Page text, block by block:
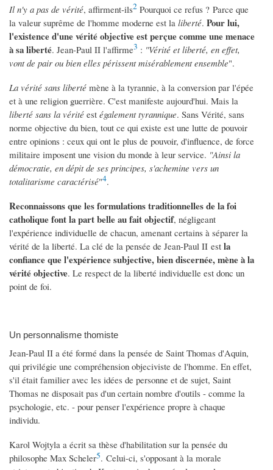
Il n'y a pas de vérité, affirment-ils2 Pourquoi ce refus ? Parce que
la valeur suprême de l'homme moderne est la liberté. Pour lui,
l'existence d'une vérité objective est perçue comme une menace
à sa liberté. Jean-Paul II l'affirme3 : "Vérité et liberté, en effet,
vont de pair ou bien elles périssent misérablement ensemble".
La vérité sans liberté mène à la tyrannie, à la conversion par l'épée
et à une religion guerrière. C'est manifeste aujourd'hui. Mais la
liberté sans la vérité est également tyrannique. Sans Vérité, sans
norme objective du bien, tout ce qui existe est une lutte de pouvoir
entre opinions : ceux qui ont le plus de pouvoir, d'influence, de force
militaire imposent une vision du monde à leur service. "Ainsi la
démocratie, en dépit de ses principes, s'achemine vers un
totalitarisme caractérisé"4.
Reconnaissons que les formulations traditionnelles de la foi
catholique font la part belle au fait objectif, négligeant
l'expérience individuelle de chacun, amenant certains à séparer la
vérité de la liberté. La clé de la pensée de Jean-Paul II est la
confiance que l'expérience subjective, bien discernée, mène à la
vérité objective. Le respect de la liberté individuelle est donc un
point de foi.
Un personnalisme thomiste
Jean-Paul II a été formé dans la pensée de Saint Thomas d'Aquin,
qui privilégie une compréhension objeciviste de l'homme. En effet,
s'il était familier avec les idées de personne et de sujet, Saint
Thomas ne disposait pas d'un certain nombre d'outils - comme la
psychologie, etc. - pour penser l'expérience propre à chaque
individu.
Karol Wojtyla a écrit sa thèse d'habilitation sur la pensée du
philosophe Max Scheler5. Celui-ci, s'opposant à la morale